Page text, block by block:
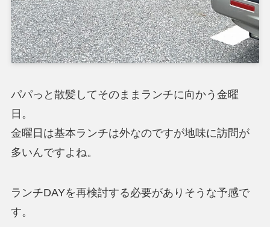
パパっと散髪してそのままランチに向かう金曜
日。
金曜日は基本ランチは外なのですが地味に訪問が
多いんですよね。
ランチDAYを再検討する必要がありそうな予感で
す。